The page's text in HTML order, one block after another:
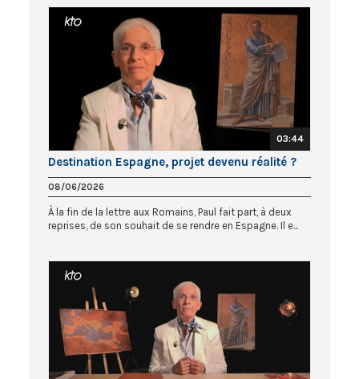
03:44
Destination Espagne, projet devenu réalité ?
08/06/2026
À la fin de la lettre aux Romains, Paul fait part, à deux
reprises, de son souhait de se rendre en Espagne. Il e...